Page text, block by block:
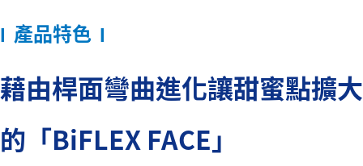
l 產品特色 l
藉由桿面彎曲進化讓甜蜜點擴大
的「BiFLEX FACE」